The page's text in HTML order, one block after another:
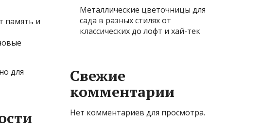
память и
для
Металлические цветочницы для
сада в разных стилях от
классических до лофт и хай-тек
Свежие
комментарии
Нет комментариев для просмотра.